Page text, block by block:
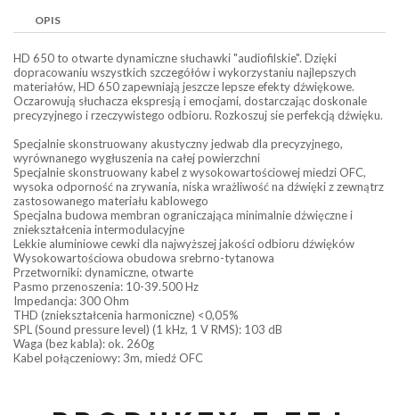
OPIS
HD 650 to otwarte dynamiczne słuchawki "audiofilskie". Dzięki
dopracowaniu wszystkich szczegółów i wykorzystaniu najlepszych
materiałów, HD 650 zapewniają jeszcze lepsze efekty dźwiękowe.
Oczarowują słuchacza ekspresją i emocjami, dostarczając doskonale
precyzyjnego i rzeczywistego odbioru. Rozkoszuj sie perfekcją dźwięku.
Specjalnie skonstruowany akustyczny jedwab dla precyzyjnego,
wyrównanego wygłuszenia na całej powierzchni
Specjalnie skonstruowany kabel z wysokowartościowej miedzi OFC,
wysoka odporność na zrywania, niska wrażliwość na dźwięki z zewnątrz
zastosowanego materiału kablowego
Specjalna budowa membran ograniczająca minimalnie dźwięczne i
zniekształcenia intermodulacyjne
Lekkie aluminiowe cewki dla najwyższej jakości odbioru dźwięków
Wysokowartościowa obudowa srebrno-tytanowa
Przetworniki: dynamiczne, otwarte
Pasmo przenoszenia: 10-39.500 Hz
Impedancja: 300 Ohm
THD (zniekształcenia harmoniczne) <0,05%
SPL (Sound pressure level) (1 kHz, 1 V RMS): 103 dB
Waga (bez kabla): ok. 260g
Kabel połączeniowy: 3m, miedź OFC